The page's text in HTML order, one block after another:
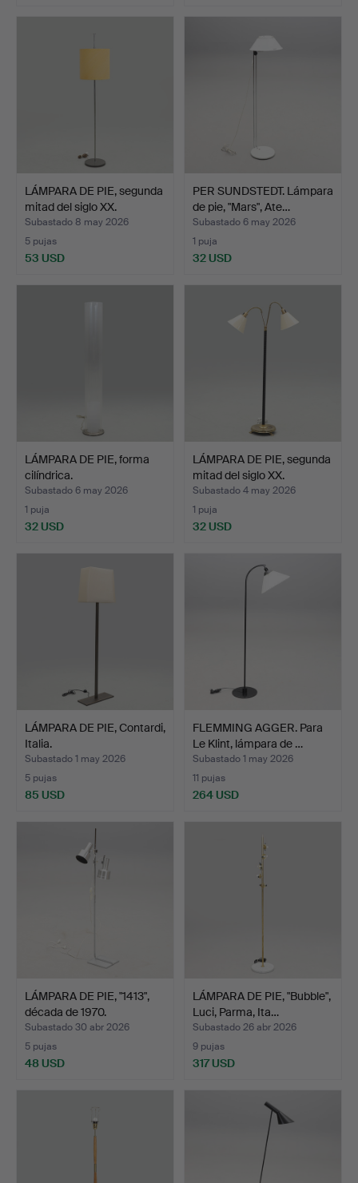
LÁMPARA DE PIE, segunda
mitad del siglo XX.
Subastado 8 may 2026
5 pujas
53 USD
PER SUNDSTEDT. Lámpara
de pie, "Mars", Ate…
Subastado 6 may 2026
1 puja
32 USD
LÁMPARA DE PIE, forma
cilíndrica.
Subastado 6 may 2026
1 puja
32 USD
LÁMPARA DE PIE, segunda
mitad del siglo XX.
Subastado 4 may 2026
1 puja
32 USD
LÁMPARA DE PIE, Contardi,
Italia.
Subastado 1 may 2026
5 pujas
85 USD
FLEMMING AGGER. Para
Le Klint, lámpara de …
Subastado 1 may 2026
11 pujas
264 USD
LÁMPARA DE PIE, "1413",
década de 1970.
Subastado 30 abr 2026
5 pujas
48 USD
LÁMPARA DE PIE, "Bubble",
Luci, Parma, Ita…
Subastado 26 abr 2026
9 pujas
317 USD